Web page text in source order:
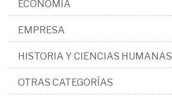
ECONOMÍA
EMPRESA
HISTORIA Y CIENCIAS HUMANAS
OTRAS CATEGORÍAS